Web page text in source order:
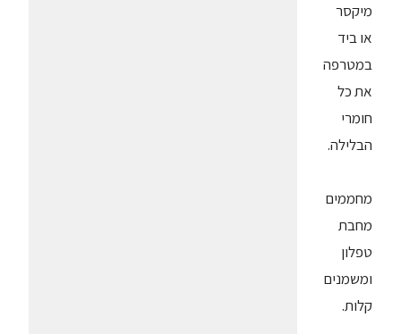
מיקסר
או ביד
במטרפה
את כל
חומרי
הבלילה.
מחממים
מחבת
טפלון
ומשמנים
קלות.